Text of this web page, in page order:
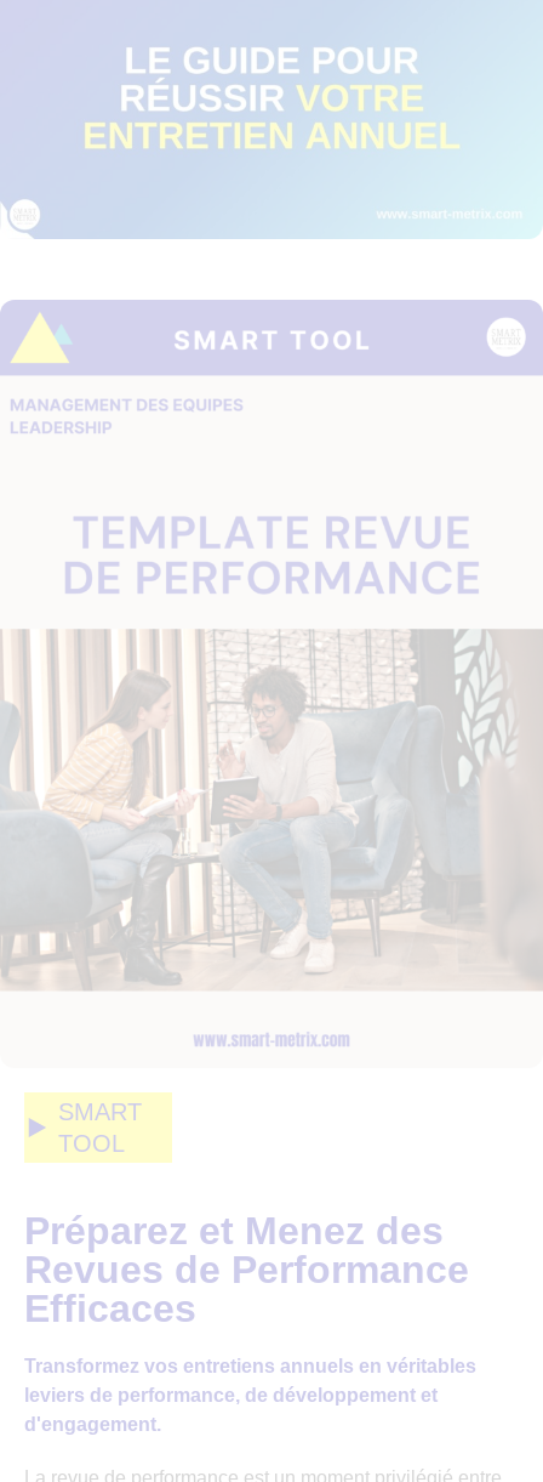
SMART
TOOL
Préparez et Menez des
Revues de Performance
Efficaces
Transformez vos entretiens annuels en véritables
leviers de performance, de développement et
d'engagement.